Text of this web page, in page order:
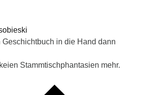
Geschichtbuch in die Hand dann
Stammtischphantasien mehr.